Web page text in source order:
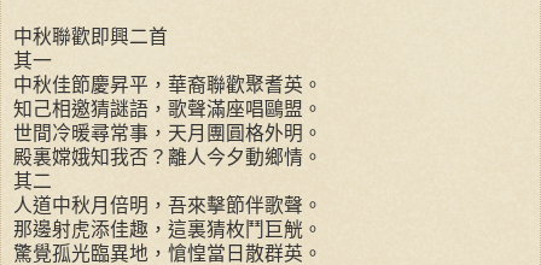
中秋聯歡即興二首
其一
中秋佳節慶昇平，華裔聯歡聚耆英。
知己相邀猜謎語，歌聲滿座唱鷗盟。
世間冷暖尋常事，天月團圓格外明。
殿裏嫦娥知我否？離人今夕動鄉情。
其二
人道中秋月倍明，吾來擊節伴歌聲。
那邊射虎添佳趣，這裏猜枚鬥巨觥。
驚覺孤光臨異地，愴惶當日散群英。